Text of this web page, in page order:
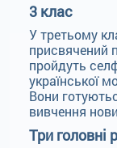
3 клас
У третьому
присвячений
пройдуть
української
Вони
вивчення
Три головні